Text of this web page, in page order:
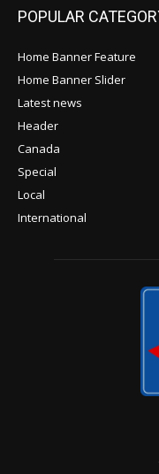
POPULAR
Home Banner Feature
Home Banner Slider
Latest news
Header
Canada
Special
Local
International